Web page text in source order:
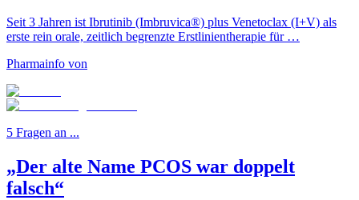
Seit 3 Jahren ist Ibrutinib (Imbruvica®) plus Venetoclax (I+V) als
erste rein orale, zeitlich begrenzte Erstlinientherapie für …
Pharmainfo von
5 Fragen an ...
„Der alte Name PCOS war doppelt
falsch“